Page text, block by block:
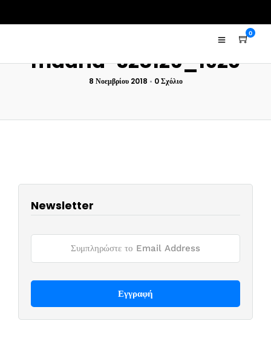
0
madrid-328126_1920
8 Νοεμβρίου 2018 • 0 Σχόλιο
Newsletter